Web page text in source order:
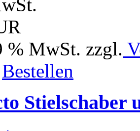
% MwSt. zzgl.
Bestellen
Stielschaber